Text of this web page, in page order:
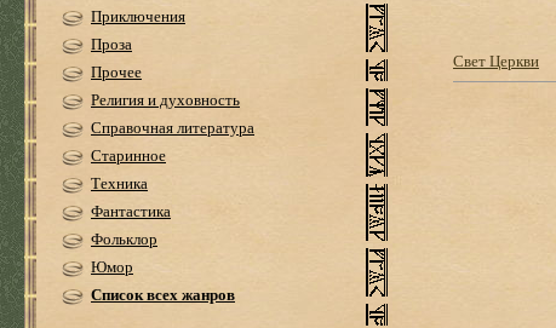
Приключения
Проза
Прочее
Религия и духовность
Справочная литература
Старинное
Техника
Фантастика
Фольклор
Юмор
Список всех жанров
Свет Церкви